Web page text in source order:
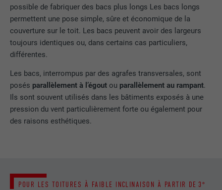
possible de fabriquer des bacs plus longs Les bacs longs
permettent une pose simple, sûre et économique de la
couverture sur le toit. Les bacs peuvent avoir des largeurs
toujours identiques ou, dans certains cas particuliers,
différentes.
Les bacs, interrompus par des agrafes transversales, sont
posés parallèlement à l’égout ou parallèlement au rampant.
Ils sont souvent utilisés dans les bâtiments exposés à une
pression du vent particulièrement forte ou également pour
des raisons esthétiques.
POUR LES TOITURES À FAIBLE INCLINAISON À PARTIR DE 3°